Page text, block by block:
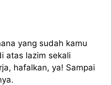
yang sudah kamu
atas lazim sekali
hafalkan, ya! Sampai